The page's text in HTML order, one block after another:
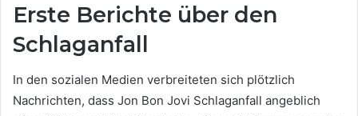
Erste Berichte über den
Schlaganfall
In den sozialen Medien verbreiteten sich plötzlich
Nachrichten, dass Jon Bon Jovi Schlaganfall angeblich